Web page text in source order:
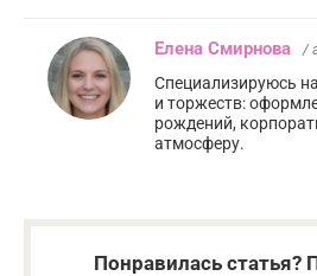
Елена Смирнова /
Специализируюсь
и торжеств:
рождений,
атмосферу.
Понравилась статья?